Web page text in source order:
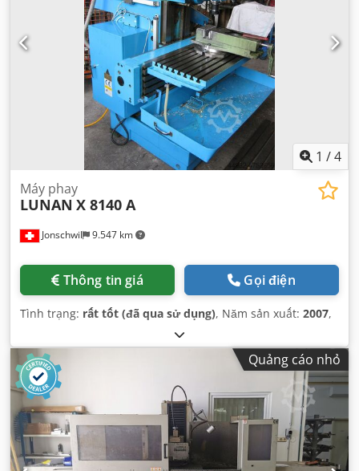
1 /4
Jonschwil 9.547 km
Máy phay
LUNAN X 8140 A
Thông tin giá Gọi điện
Tình trạng: rất tốt (đã qua sử dụng), Năm sản xuất: 2007,
Quảng cáo nhỏ